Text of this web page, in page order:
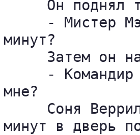
Он поднял
- Мистер
минут?
Затем он
- Командир
мне?
Соня
минут в дверь